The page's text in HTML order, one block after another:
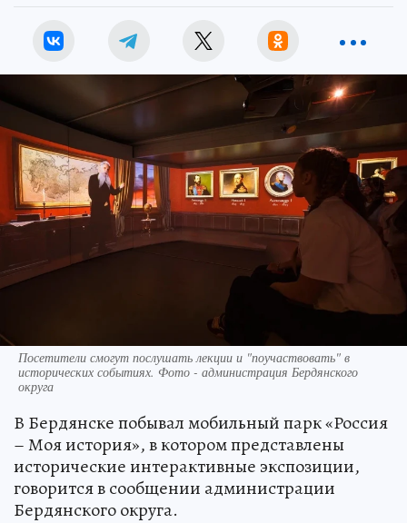
Посетители смогут послушать лекции и "поучаствовать" в
исторических событиях. Фото - администрация Бердянского
округа
В Бердянске побывал мобильный парк «Россия
– Моя история», в котором представлены
исторические интерактивные экспозиции,
говорится в сообщении администрации
Бердянского округа.